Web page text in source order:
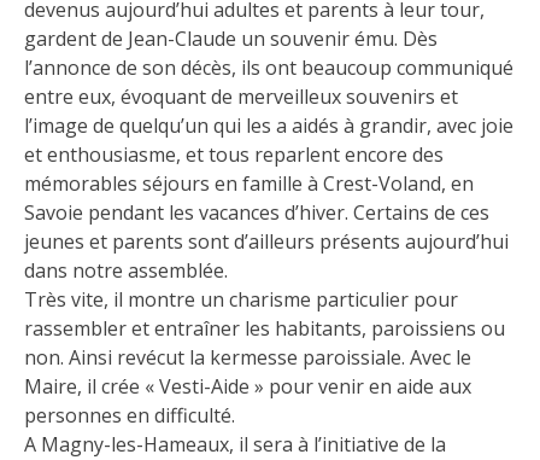
devenus aujourd’hui adultes et parents à leur tour,
gardent de Jean-Claude un souvenir ému. Dès
l’annonce de son décès, ils ont beaucoup communiqué
entre eux, évoquant de merveilleux souvenirs et
l’image de quelqu’un qui les a aidés à grandir, avec joie
et enthousiasme, et tous reparlent encore des
mémorables séjours en famille à Crest-Voland, en
Savoie pendant les vacances d’hiver. Certains de ces
jeunes et parents sont d’ailleurs présents aujourd’hui
dans notre assemblée.
Très vite, il montre un charisme particulier pour
rassembler et entraîner les habitants, paroissiens ou
non. Ainsi revécut la kermesse paroissiale. Avec le
Maire, il crée « Vesti-Aide » pour venir en aide aux
personnes en difficulté.
A Magny-les-Hameaux, il sera à l’initiative de la